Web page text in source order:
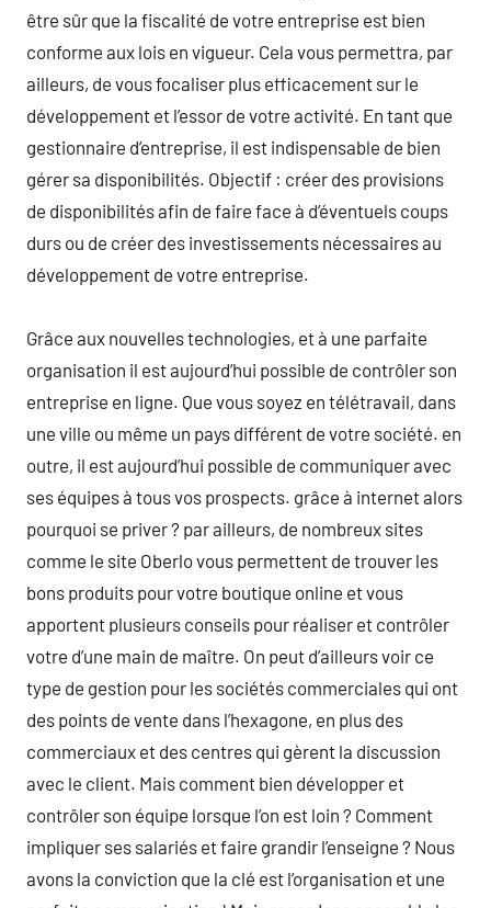
être sûr que la fiscalité de votre entreprise est bien
conforme aux lois en vigueur. Cela vous permettra, par
ailleurs, de vous focaliser plus efficacement sur le
développement et l’essor de votre activité. En tant que
gestionnaire d’entreprise, il est indispensable de bien
gérer sa disponibilités. Objectif : créer des provisions
de disponibilités afin de faire face à d’éventuels coups
durs ou de créer des investissements nécessaires au
développement de votre entreprise.
Grâce aux nouvelles technologies, et à une parfaite
organisation il est aujourd’hui possible de contrôler son
entreprise en ligne. Que vous soyez en télétravail, dans
une ville ou même un pays différent de votre société. en
outre, il est aujourd’hui possible de communiquer avec
ses équipes à tous vos prospects. grâce à internet alors
pourquoi se priver ? par ailleurs, de nombreux sites
comme le site Oberlo vous permettent de trouver les
bons produits pour votre boutique online et vous
apportent plusieurs conseils pour réaliser et contrôler
votre d’une main de maître. On peut d’ailleurs voir ce
type de gestion pour les sociétés commerciales qui ont
des points de vente dans l’hexagone, en plus des
commerciaux et des centres qui gèrent la discussion
avec le client. Mais comment bien développer et
contrôler son équipe lorsque l’on est loin ? Comment
impliquer ses salariés et faire grandir l’enseigne ? Nous
avons la conviction que la clé est l’organisation et une